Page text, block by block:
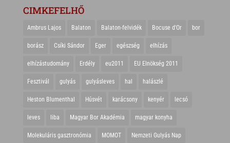
CIMKEFELHŐ
Ambrus Lajos Balaton Balaton-felvidék Bocuse d'Or bor
borász Csíki Sándor Eger egészség elhízás
elhízástudomány Erdély eu2011 EU Elnökség 2011
Fesztivál gulyás gulyásleves hal halászlé
Heston Blumenthal Húsvét karácsony kenyér lecsó
leves liba Magyar Bor Akadémia magyar konyha
Molekuláris gasztronómia MOMOT Nemzeti Gulyás Nap